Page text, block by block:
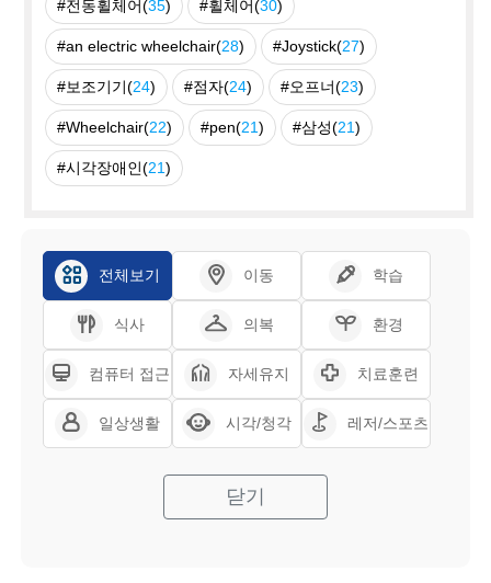
#전동휠체어(35) #휠체어(30)
#an electric wheelchair(28) #Joystick(27)
#보조기기(24) #점자(24) #오프너(23)
#Wheelchair(22) #pen(21) #삼성(21)
#시각장애인(21)
전체보기 이동 학습
식사 의복 환경
컴퓨터 접근 자세유지 치료훈련
일상생활 시각/청각 레저/스포츠
닫기